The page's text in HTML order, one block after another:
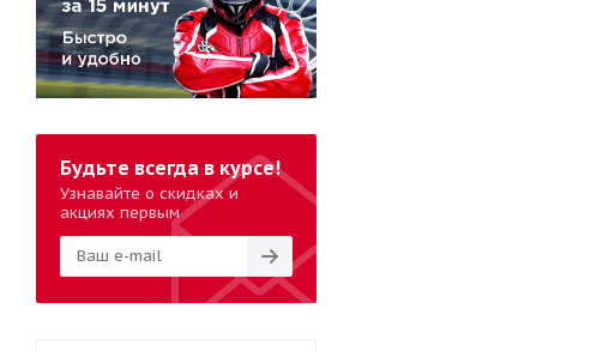
Будьте всегда в курсе!
Узнавайте о скидках и
акциях первым